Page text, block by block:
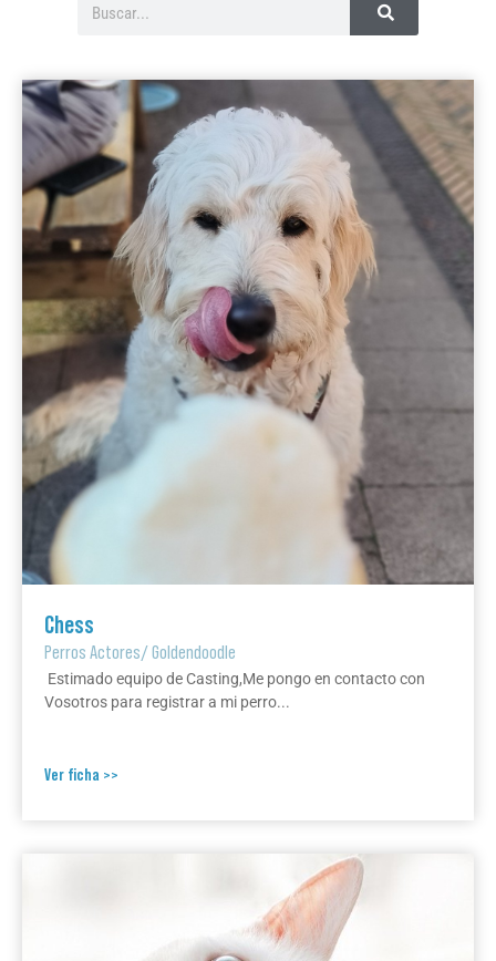
Chess
Perros Actores/Goldendoodle
Estimado equipo de Casting,Me pongo en contacto con
Vosotros para registrar a mi perro...
Ver ficha >>